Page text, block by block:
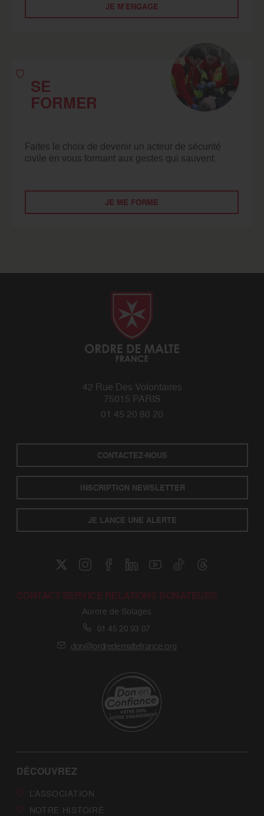
JE M'ENGAGE
SE
FORMER
Faites le choix de devenir un acteur de sécurité
civile en vous formant aux gestes qui sauvent.
JE ME FORME
42 Rue Des Volontaires
75015 PARIS
01 45 20 80 20
CONTACTEZ-NOUS
INSCRIPTION NEWSLETTER
JE LANCE UNE ALERTE
CONTACT SERVICE RELATIONS DONATEURS
Aurore de Solages
01 45 20 93 07
don@ordredemaltefrance.org
DÉCOUVREZ
L’ASSOCIATION
NOTRE HISTOIRE